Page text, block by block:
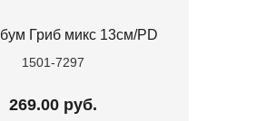
Гриб микс 13см/PD
1501-7297
269.00 руб.